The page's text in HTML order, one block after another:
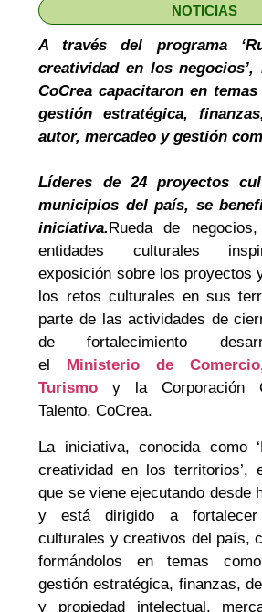
NOTICIAS
A través del programa
creatividad en los
CoCrea capacitaron en temas
gestión estratégica,
autor, mercadeo y gestión
Líderes de 24 proyectos
municipios del país, se
iniciativa. Rueda de
entidades culturales
exposición sobre los proyectos
los retos culturales en sus
parte de las actividades de
de fortalecimiento
el
Ministerio de
Turismo y la Corporación
Talento, CoCrea.
La iniciativa, conocida como
creatividad en los territorios’,
que se viene ejecutando desde
y está dirigido a fortalecer
culturales y creativos del país,
formándolos en temas
gestión estratégica, finanzas,
y propiedad intelectual,